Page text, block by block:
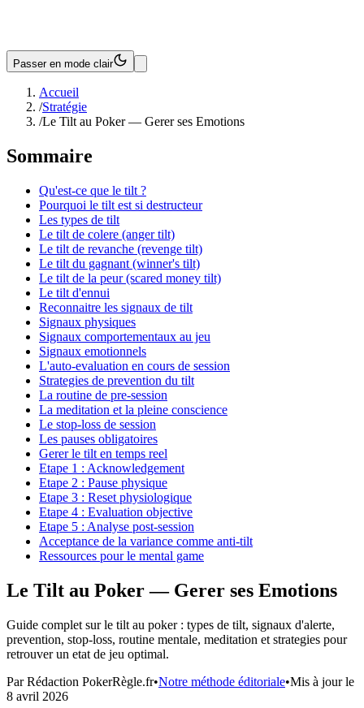
Passer en mode clair
Accueil
/Stratégie
/Le Tilt au Poker — Gerer ses Emotions
Sommaire
Qu'est-ce que le tilt ?
Pourquoi le tilt est si destructeur
Les types de tilt
Le tilt de colere (anger tilt)
Le tilt de revanche (revenge tilt)
Le tilt du gagnant (winner's tilt)
Le tilt de la peur (scared money tilt)
Le tilt d'ennui
Reconnaitre les signaux de tilt
Signaux physiques
Signaux comportementaux au jeu
Signaux emotionnels
L'auto-evaluation en cours de session
Strategies de prevention du tilt
La routine de pre-session
La meditation et la pleine conscience
Le stop-loss de session
Les pauses obligatoires
Gerer le tilt en temps reel
Etape 1 : Acknowledgement
Etape 2 : Pause physique
Etape 3 : Reset physiologique
Etape 4 : Evaluation objective
Etape 5 : Analyse post-session
Acceptance de la variance comme anti-tilt
Ressources pour le mental game
Le Tilt au Poker — Gerer ses Emotions
Guide complet sur le tilt au poker : types de tilt, signaux d'alerte,
prevention, stop-loss, routine mentale, meditation et strategies pour
retrouver un etat de jeu optimal.
ParRédaction PokerRègle.fr•Notre méthode éditoriale•Mis à jour le
8 avril 2026